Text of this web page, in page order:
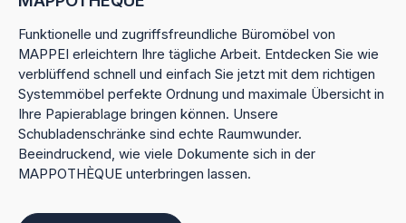
Funktionelle und zugriffsfreundliche Büromöbel von
MAPPEI erleichtern Ihre tägliche Arbeit. Entdecken Sie wie
verblüffend schnell und einfach Sie jetzt mit dem richtigen
Systemmöbel perfekte Ordnung und maximale Übersicht in
Ihre Papierablage bringen können. Unsere
Schubladenschränke sind echte Raumwunder.
Beeindruckend, wie viele Dokumente sich in der
MAPPOTHÈQUE unterbringen lassen.